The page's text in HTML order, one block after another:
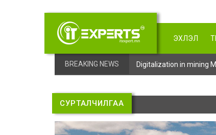
ЭХЛЭЛ
BREAKING NEWS Digitalization in mining
СУРТАЛЧИЛГАА